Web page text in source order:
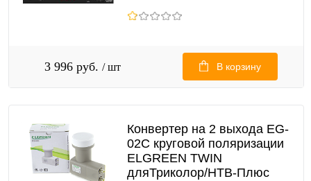
3 996 руб. / шт В корзину
Конвертер на 2 выхода EG-
02C круговой поляризации
ELGREEN TWIN
дляТриколор/НТВ-Плюс